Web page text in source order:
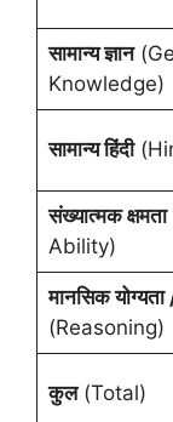
सामान्य ज्ञान
Knowledge)
सामान्य हिंदी
संख्यात्मक क्षमता
Ability)
मानसिक योग्यता
(Reasoning)
कुल(Total)